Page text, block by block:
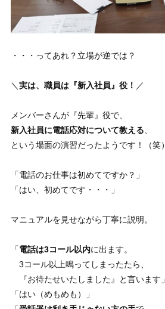
・・・ってあれ？立場が逆では？
＼ 実は、職員は『新入社員』役！ ／
メンバーさんが『先輩』役で、
新入社員に電話応対について教える
という場面の演習だったようです！（笑）
「電話のお仕事は初めてですか？」
「はい、初めてです・・・」
マニュアルを見せながら丁寧に説明。
「電話は3コール以内に出ます。
3コール以上鳴ってしまったたら、
『お待たせいたしました』と言います」
「はい（めもめも）」